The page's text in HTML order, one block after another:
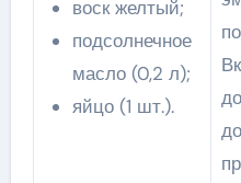
воск желтый;
подсолнечное
масло (0,2 л);
яйцо (1 шт.).